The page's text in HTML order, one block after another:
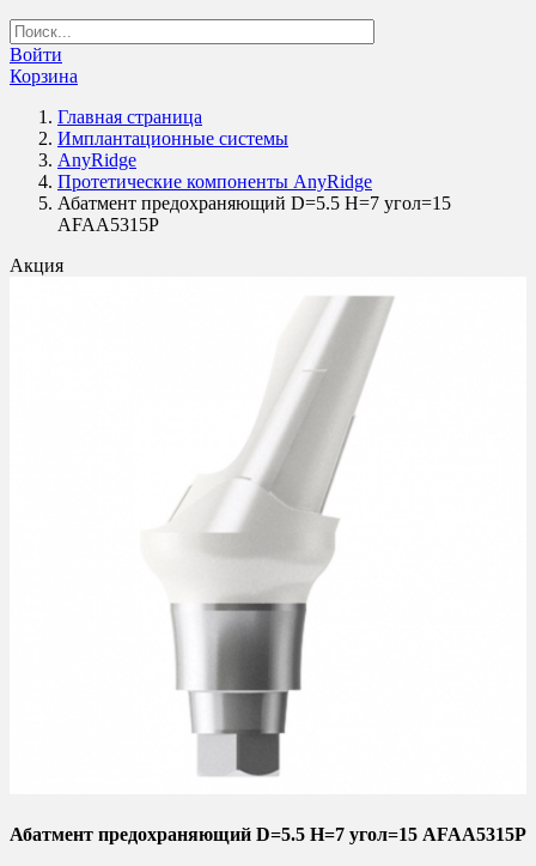
Войти
Корзина
Главная страница
Имплантационные системы
AnyRidge
Протетические компоненты AnyRidge
Абатмент предохраняющий D=5.5 H=7 угол=15
AFAA5315P
Акция
Абатмент предохраняющий D=5.5 H=7 угол=15 AFAA5315P